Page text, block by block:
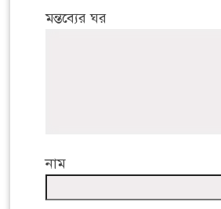
মন্তব্যের ঘর
নাম